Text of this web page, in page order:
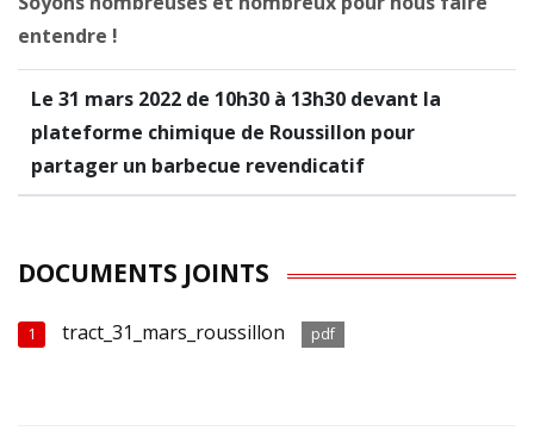
entendre !
Le 31 mars 2022 de 10h30 à 13h30 devant la
plateforme chimique de Roussillon pour
partager un barbecue revendicatif
DOCUMENTS JOINTS
1 tract_31_mars_roussillon pdf